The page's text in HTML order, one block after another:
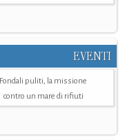
EVENTI
Fondali puliti, la missione
contro un mare di rifiuti